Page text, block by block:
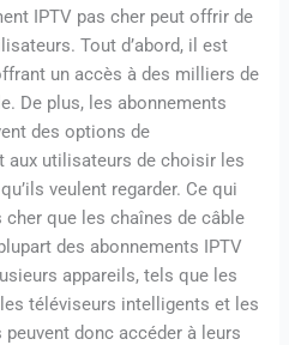
IPTV pas cher peut offrir de
Tout d’abord, il est
un accès à des milliers de
De plus, les abonnements
des options de
aux utilisateurs de choisir les
veulent regarder. Ce qui
que les chaînes de câble
des abonnements IPTV
appareils, tels que les
téléviseurs intelligents et les
donc accéder à leurs